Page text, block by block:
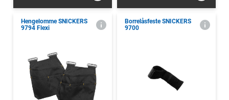
Hengelomme SNICKERS
9794 Flexi
Borrelåsfeste SNICKERS
9700